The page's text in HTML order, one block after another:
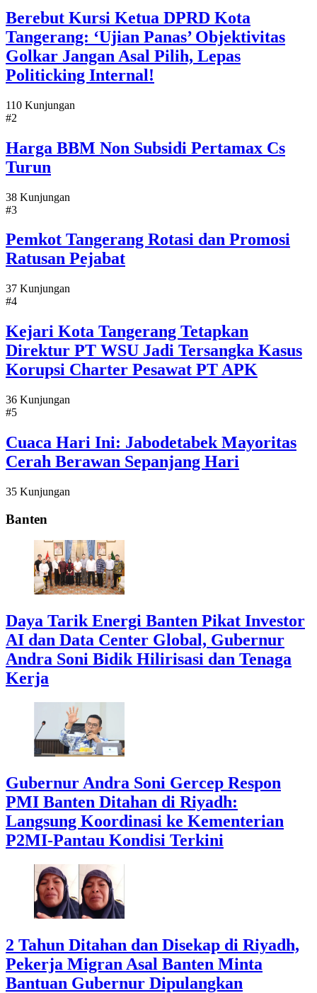
Berebut Kursi Ketua DPRD Kota
Tangerang: ‘Ujian Panas’ Objektivitas
Golkar Jangan Asal Pilih, Lepas
Politicking Internal!
110 Kunjungan
#2
Harga BBM Non Subsidi Pertamax Cs
Turun
38 Kunjungan
#3
Pemkot Tangerang Rotasi dan Promosi
Ratusan Pejabat
37 Kunjungan
#4
Kejari Kota Tangerang Tetapkan
Direktur PT WSU Jadi Tersangka Kasus
Korupsi Charter Pesawat PT APK
36 Kunjungan
#5
Cuaca Hari Ini: Jabodetabek Mayoritas
Cerah Berawan Sepanjang Hari
35 Kunjungan
Banten
Daya Tarik Energi Banten Pikat Investor
AI dan Data Center Global, Gubernur
Andra Soni Bidik Hilirisasi dan Tenaga
Kerja
Gubernur Andra Soni Gercep Respon
PMI Banten Ditahan di Riyadh:
Langsung Koordinasi ke Kementerian
P2MI-Pantau Kondisi Terkini
2 Tahun Ditahan dan Disekap di Riyadh,
Pekerja Migran Asal Banten Minta
Bantuan Gubernur Dipulangkan